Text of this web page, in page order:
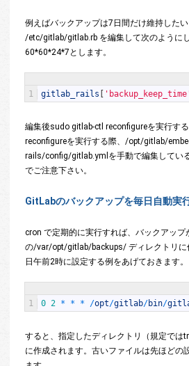
例えばバックアップは7日間だけ維持したい
/etc/gitlab/gitlab.rb を編集して次のように
60*60*24*7 とします。
1 gitlab_rails [
編集後sudo gitlab-ctl reconfigureを実行す
reconfigureを実行する際、 /opt/gitlab/
rails/config/gitlab.yml を手動で編集してい
でご注意下さい。
GitLabのバックアップを毎日自動実
cron で定期的に実行すれば、バックアップ
の/var/opt/gitlab/backups/ ディレクトリ
日午前2時に設定する例をあげておきます。
1 0 2 * * * /opt/gitlab/bin/
すると、指定したディレクトリ（規定では
に作成されます。古いファイルは先ほどの